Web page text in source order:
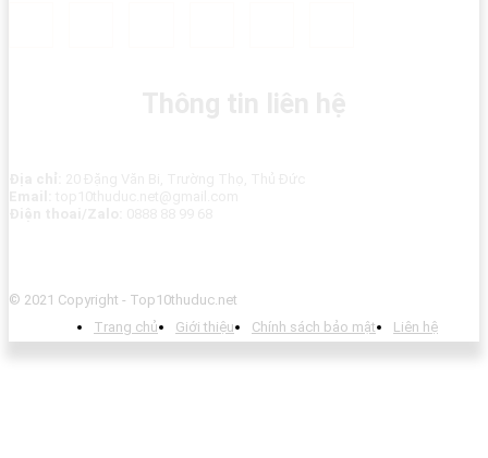
© 2021 Copyright - Top10thuduc.net
Trang chủ
Giới thiệu Chính sách bảo mật Liên hệ